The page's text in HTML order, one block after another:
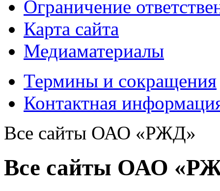
Ограничение
Карта сайта
Медиаматериалы
Термины и сокращения
Контактная
Все сайты ОАО «РЖД»
Все сайты ОАО